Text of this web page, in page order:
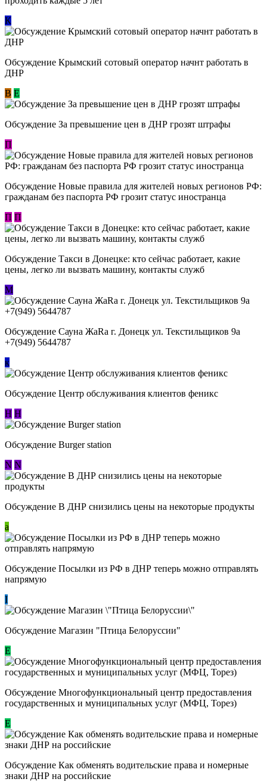
К
Обсуждение Крымский сотовый оператор начнт работать в
ДНР
В E
Обсуждение За превышение цен в ДНР грозят штрафы
П
Обсуждение Новые правила для жителей новых регионов РФ:
гражданам без паспорта РФ грозит статус иностранца
П П
Обсуждение ​Такси в Донецке: кто сейчас работает, какие
цены, легко ли вызвать машину, контакты служб
М
Обсуждение Сауна ЖаRa г. Донецк ул. Текстильщиков 9а
+7(949) 5644787
к
Обсуждение Центр обслуживания клиентов феникс
Н Н
Обсуждение Burger station
N N
Обсуждение В ДНР снизились цены на некоторые продукты
a
Обсуждение Посылки из РФ в ДНР теперь можно отправлять
напрямую
I
Обсуждение Магазин "Птица Белоруссии"
Е
Обсуждение Многофункциональный центр предоставления
государственных и муниципальных услуг (МФЦ, Торез)
E
Обсуждение ​Как обменять водительские права и номерные
знаки ДНР на российские